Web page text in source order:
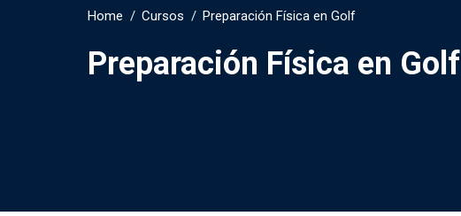
Home Cursos Preparación Física en Golf
Preparación Física en Golf